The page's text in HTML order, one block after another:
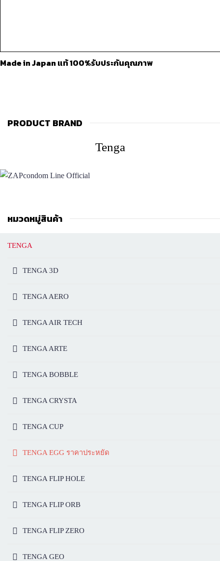
Made in Japan แท้ 100%รับประกันคุณภาพ
PRODUCT BRAND
Tenga
หมวดหมู่สินค้า
TENGA
TENGA 3D
TENGA AERO
TENGA AIR TECH
TENGA ARTE
TENGA BOBBLE
TENGA CRYSTA
TENGA CUP
TENGA EGG ราคาประหยัด
TENGA FLIP HOLE
TENGA FLIP ORB
TENGA FLIP ZERO
TENGA GEO